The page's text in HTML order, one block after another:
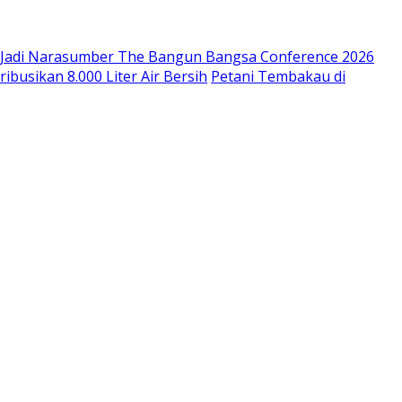
Narasumber The Bangun Bangsa Conference 2026
8.000 Liter Air Bersih Petani Tembakau di